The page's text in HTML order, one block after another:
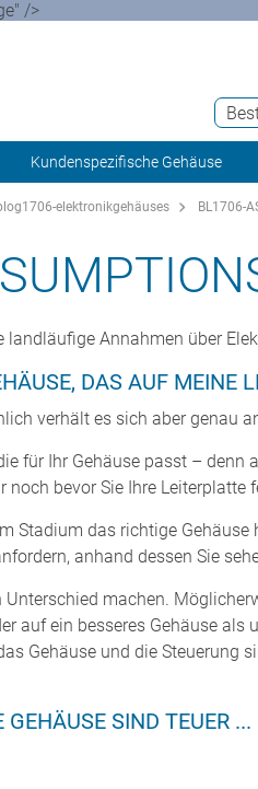
/>
Kundenspezifische Gehäuse
elektronikgehäuses BL1706-
Annahmen über
DAS AUF MEINE
verhält es sich aber genau
für Ihr Gehäuse passt –
noch bevor Sie Ihre Leiterplatte
Stadium das richtige
anhand dessen Sie
machen.
auf ein besseres Gehäuse
Gehäuse und die Steuerung
SIND TEUER ...